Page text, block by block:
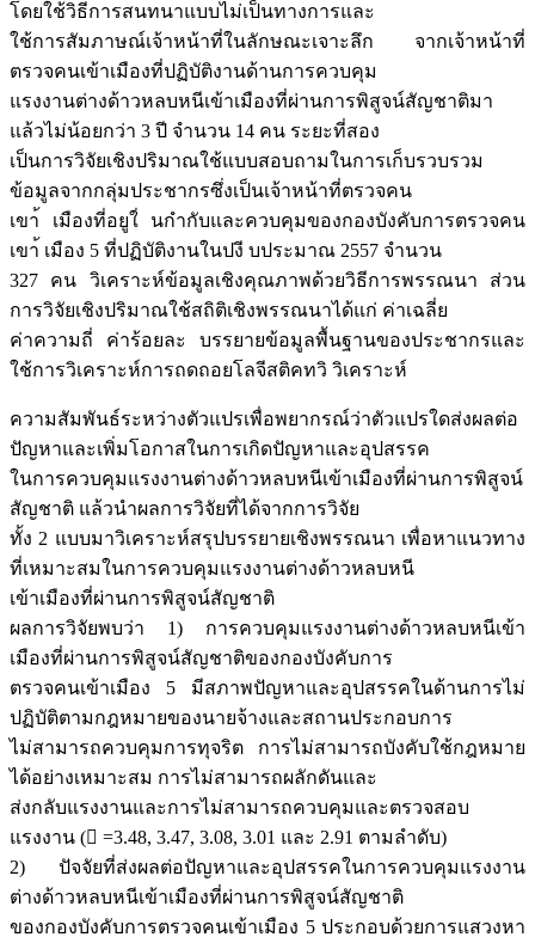
โดยใช้วิธีการสนทนาแบบไม่เป็นทางการและ
ใช้การสัมภาษณ์เจ้าหน้าที่ในลักษณะเจาะลึก จากเจ้าหน้าที่
ตรวจคนเข้าเมืองที่ปฏิบัติงานด้านการควบคุม
แรงงานต่างด้าวหลบหนีเข้าเมืองที่ผ่านการพิสูจน์สัญชาติมา
แล้วไม่น้อยกว่า 3 ปี จำนวน 14 คน ระยะที่สอง
เป็นการวิจัยเชิงปริมาณใช้แบบสอบถามในการเก็บรวบรวม
ข้อมูลจากกลุ่มประชากรซึ่งเป็นเจ้าหน้าที่ตรวจคน
เขา้ เมืองที่อยูใ่ นกำกับและควบคุมของกองบังคับการตรวจคน
เขา้ เมือง 5 ที่ปฏิบัติงานในปงี บประมาณ 2557 จำนวน
327 คน วิเคราะห์ข้อมูลเชิงคุณภาพด้วยวิธีการพรรณนา ส่วน
การวิจัยเชิงปริมาณใช้สถิติเชิงพรรณนาได้แก่ ค่าเฉลี่ย
ค่าความถี่ ค่าร้อยละ บรรยายข้อมูลพื้นฐานของประชากรและ
ใช้การวิเคราะห์การถดถอยโลจีสติคทวิ วิเคราะห์
ความสัมพันธ์ระหว่างตัวแปรเพื่อพยากรณ์ว่าตัวแปรใดส่งผลต่อ
ปัญหาและเพิ่มโอกาสในการเกิดปัญหาและอุปสรรค
ในการควบคุมแรงงานต่างด้าวหลบหนีเข้าเมืองที่ผ่านการพิสูจน์
สัญชาติ แล้วนำผลการวิจัยที่ได้จากการวิจัย
ทั้ง 2 แบบมาวิเคราะห์สรุปบรรยายเชิงพรรณนา เพื่อหาแนวทาง
ที่เหมาะสมในการควบคุมแรงงานต่างด้าวหลบหนี
เข้าเมืองที่ผ่านการพิสูจน์สัญชาติ
ผลการวิจัยพบว่า 1) การควบคุมแรงงานต่างด้าวหลบหนีเข้า
เมืองที่ผ่านการพิสูจน์สัญชาติของกองบังคับการ
ตรวจคนเข้าเมือง 5 มีสภาพปัญหาและอุปสรรคในด้านการไม่
ปฏิบัติตามกฎหมายของนายจ้างและสถานประกอบการ
ไม่สามารถควบคุมการทุจริต การไม่สามารถบังคับใช้กฎหมาย
ได้อย่างเหมาะสม การไม่สามารถผลักดันและ
ส่งกลับแรงงานและการไม่สามารถควบคุมและตรวจสอบ
แรงงาน ( =3.48, 3.47, 3.08, 3.01 และ 2.91 ตามลำดับ)
2) ปัจจัยที่ส่งผลต่อปัญหาและอุปสรรคในการควบคุมแรงงาน
ต่างด้าวหลบหนีเข้าเมืองที่ผ่านการพิสูจน์สัญชาติ
ของกองบังคับการตรวจคนเข้าเมือง 5 ประกอบด้วยการแสวงหา